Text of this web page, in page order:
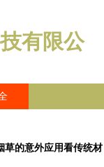
有限公
草的意外应用看传统材